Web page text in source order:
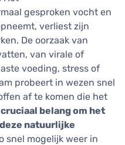
gesproken vocht en
verliest zijn
De oorzaak van
van virale of
voeding, stress of
probeert in wezen snel
af te komen die het
belang om het
natuurlijke
snel mogelijk weer in